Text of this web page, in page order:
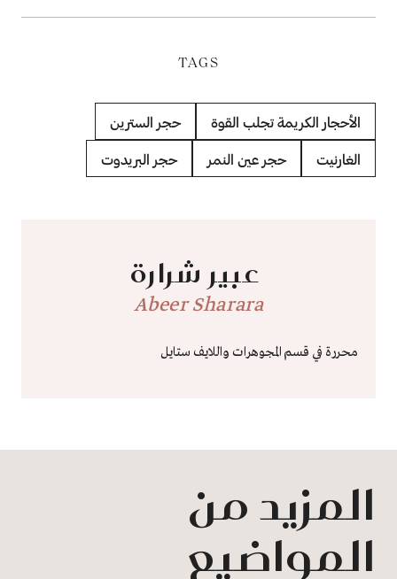
TAGS
الأحجار الكريمة تجلب القوة حجر السترين
الغارنيت حجر عين النمر حجر البريدوت
عبير شرارة
Abeer Sharara
محررة في قسم المجوهرات واللايف ستايل
المزيد من
المواضيع